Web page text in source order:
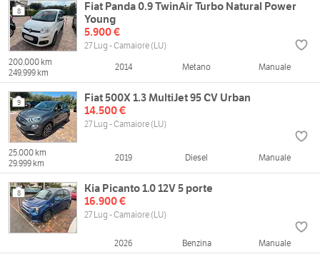
8
Fiat Panda 0.9 TwinAir Turbo Natural Power
Young
5.900 €
27 Lug - Camaiore (LU)
200.000 km
249.999 km
2014 Metano Manuale
9
Fiat 500X 1.3 MultiJet 95 CV Urban
14.500 €
27 Lug - Camaiore (LU)
25.000 km
29.999 km
2019 Diesel Manuale
8
Kia Picanto 1.0 12V 5 porte
16.900 €
27 Lug - Camaiore (LU)
2026 Benzina Manuale